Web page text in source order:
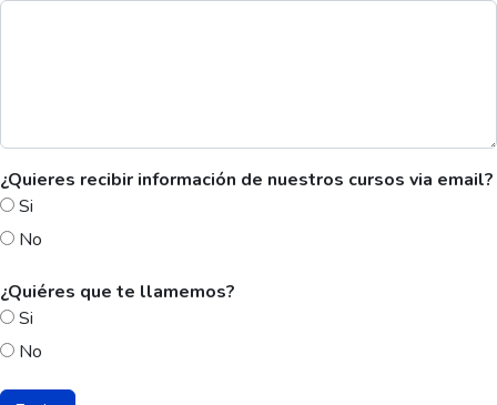
¿Quieres recibir información de nuestros cursos via email?
Si
No
¿Quiéres que te llamemos?
Si
No